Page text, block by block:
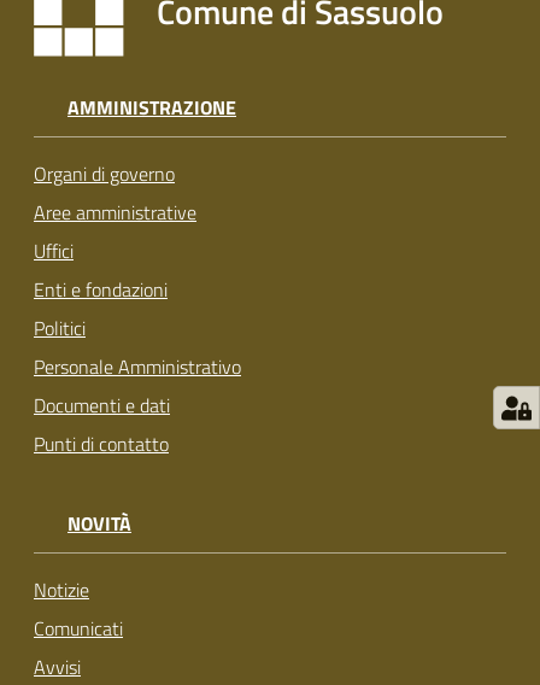
t
s
u
o
Tutti
gli
argomenti...
Seguici
su
Comune di Sassuolo
AMMINISTRAZIONE
Organi di governo
Aree amministrative
Uffici
Enti e fondazioni
Politici
Personale Amministrativo
Documenti e dati
Punti di contatto
NOVITÀ
Notizie
Comunicati
Avvisi